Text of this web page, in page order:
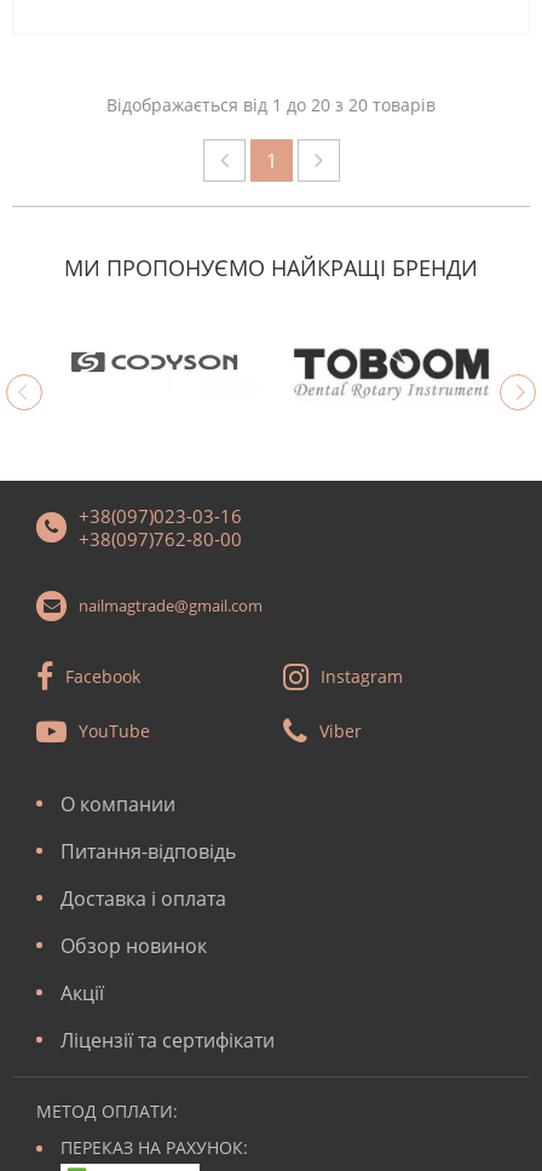
Відображається від 1 до 20 з 20 товарів
1
МИ ПРОПОНУЄМО НАЙКРАЩІ БРЕНДИ
+38(097)023-03-16
+38(097)762-80-00
nailmagtrade@gmail.com
Facebook Instagram
YouTube Viber
О компании
Питання-відповідь
Доставка і оплата
Обзор новинок
Акції
Ліцензії та сертифікати
МЕТОД ОПЛАТИ:
ПЕРЕКАЗ НА РАХУНОК: